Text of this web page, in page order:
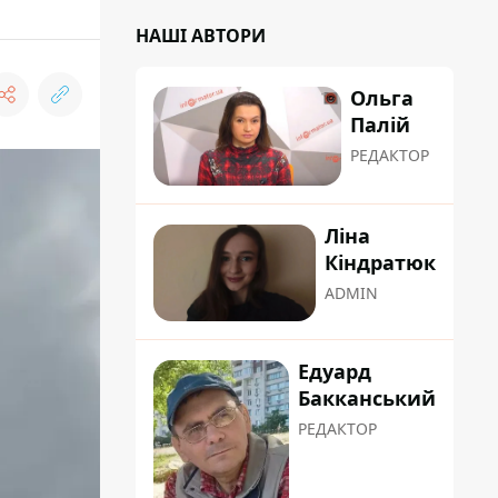
НАШІ АВТОРИ
Ольга
Палій
РЕДАКТОР
Ліна
Кіндратюк
ADMIN
Едуард
Бакканський
РЕДАКТОР